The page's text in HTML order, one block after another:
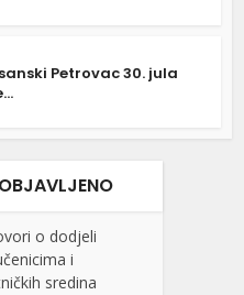
Petrovac 30. jula
o dodjeli
i
sredina